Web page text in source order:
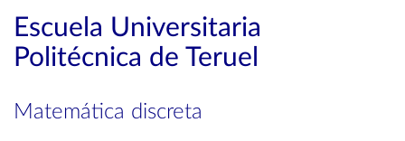
Escuela Universitaria
Politécnica de Teruel
Matemática discreta